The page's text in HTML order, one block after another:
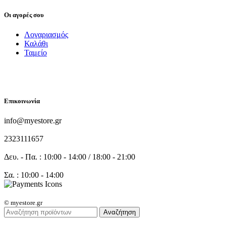
Οι αγορές σου
Λογαριασμός
Καλάθι
Ταμείο
Επικοινωνία
info@myestore.gr
2323111657
Δευ. - Πα. : 10:00 - 14:00 / 18:00 - 21:00
Σα. : 10:00 - 14:00
© myestore.gr
Αναζήτηση